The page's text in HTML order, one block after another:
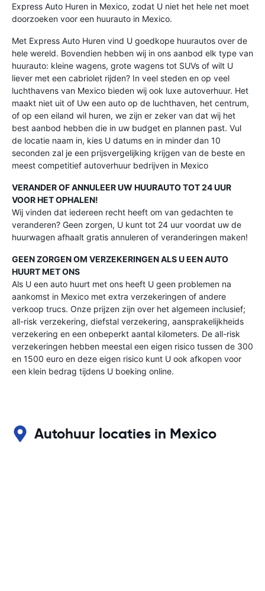
Express Auto Huren in Mexico, zodat U niet het hele net moet
doorzoeken voor een huurauto in Mexico.
Met Express Auto Huren vind U goedkope huurautos over de
hele wereld. Bovendien hebben wij in ons aanbod elk type van
huurauto: kleine wagens, grote wagens tot SUVs of wilt U
liever met een cabriolet rijden? In veel steden en op veel
luchthavens van Mexico bieden wij ook luxe autoverhuur. Het
maakt niet uit of Uw een auto op de luchthaven, het centrum,
of op een eiland wil huren, we zijn er zeker van dat wij het
best aanbod hebben die in uw budget en plannen past. Vul
de locatie naam in, kies U datums en in minder dan 10
seconden zal je een prijsvergelijking krijgen van de beste en
meest competitief autoverhuur bedrijven in Mexico
VERANDER OF ANNULEER UW HUURAUTO TOT 24 UUR
VOOR HET OPHALEN!
Wij vinden dat iedereen recht heeft om van gedachten te
veranderen? Geen zorgen, U kunt tot 24 uur voordat uw de
huurwagen afhaalt gratis annuleren of veranderingen maken!
GEEN ZORGEN OM VERZEKERINGEN ALS U EEN AUTO
HUURT MET ONS
Als U een auto huurt met ons heeft U geen problemen na
aankomst in Mexico met extra verzekeringen of andere
verkoop trucs. Onze prijzen zijn over het algemeen inclusief;
all-risk verzekering, diefstal verzekering, aansprakelijkheids
verzekering en een onbeperkt aantal kilometers. De all-risk
verzekeringen hebben meestal een eigen risico tussen de 300
en 1500 euro en deze eigen risico kunt U ook afkopen voor
een klein bedrag tijdens U boeking online.
Autohuur locaties in Mexico